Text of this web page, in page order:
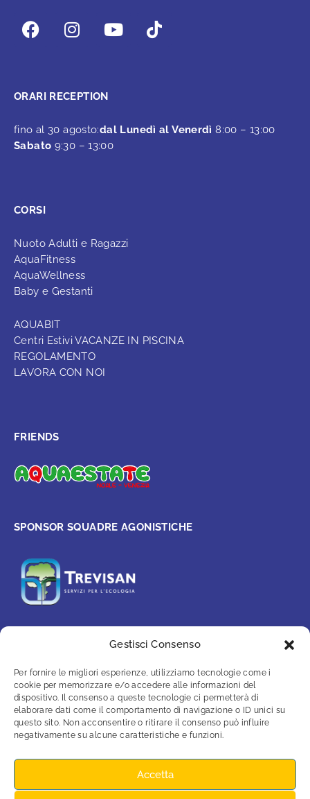
Gestisci Consenso
Per fornire le migliori esperienze, utilizziamo tecnologie come i
cookie per memorizzare e/o accedere alle informazioni del
dispositivo. Il consenso a queste tecnologie ci permetterà di
elaborare dati come il comportamento di navigazione o ID unici su
questo sito. Non acconsentire o ritirare il consenso può influire
negativamente su alcune caratteristiche e funzioni.
Accetta
ORARI RECEPTION
fino al 30 agosto:dal Lunedì al Venerdì 8:00 – 13:00
Sabato 9:30 – 13:00
CORSI
Nuoto Adulti e Ragazzi
AquaFitness
AquaWellness
Baby e Gestanti
AQUABIT
Centri Estivi VACANZE IN PISCINA
REGOLAMENTO
LAVORA CON NOI
FRIENDS
SPONSOR SQUADRE AGONISTICHE